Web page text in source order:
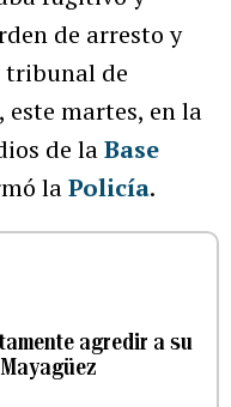
de arresto y
de
este martes, en la
de laBase
laPolicía.
agredir a su